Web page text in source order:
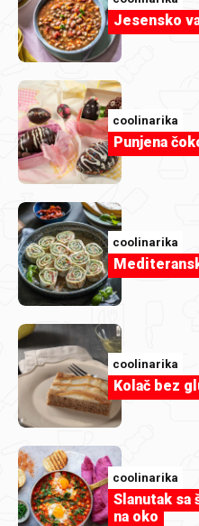
Jesensko
coolinarika
Punjena
coolinarika
coolinarika
Kolač bez
coolinarika
Slanutak sa
na oko